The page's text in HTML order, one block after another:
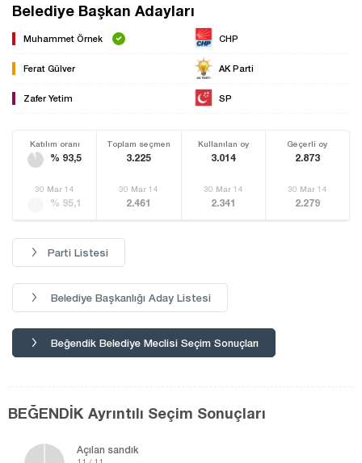
Belediye Başkan Adayları
Muhammet Örnek CHP
Ferat Gülver AK Parti
Zafer Yetim SP
Katılım oranı
% 93,5
Toplam seçmen
3.225
Kullanılan oy
3.014
Geçerli oy
2.873
30 Mar 14
% 95,1
30 Mar 14
2.461
30 Mar 14
2.341
30 Mar 14
2.279
Parti Listesi
Belediye Başkanlığı Aday Listesi
Beğendik Belediye Meclisi Seçim Sonuçları
BEĞENDİK Ayrıntılı Seçim Sonuçları
Açılan sandık